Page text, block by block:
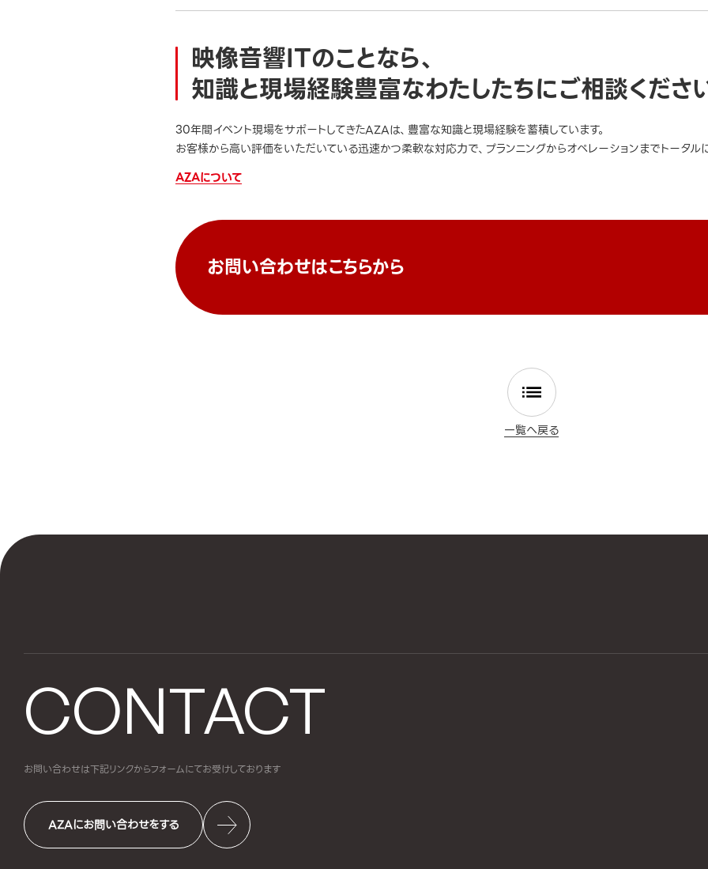
映像音響ITのことなら、
知識と現場経験豊富なわたしたちにご相談くださ
30年間イベント現場をサポートしてきたAZAは、豊富な知識と現場経験を蓄積しています。
お客様から高い評価をいただいている迅速かつ柔軟な対応力で、プランニングからオペレーションまでトータル
AZAについて
お問い合わせはこちらから
一覧へ戻る
CONTACT
お問い合わせは下記リンクからフォームにてお受けしております
AZAにお問い合わせをする